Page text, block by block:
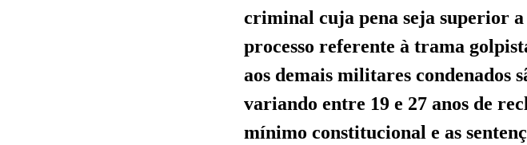
criminal cuja pena seja superior
processo referente à trama
aos demais militares condenados
variando entre 19 e 27 anos de
mínimo constitucional e as